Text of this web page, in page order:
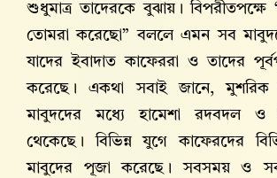
শুধুমাত্র তাদেরকে বুঝায়। বিপরীতপক্ষে
তোমরা করেছো” বললে এমন সব
যাদের ইবাদাত কাফেররা ও তাদের
করেছে। একথা সবাই জানে,
মাবুদদের মধ্যে হামেশা রদবদল ও
থেকেছে। বিভিন্ন যুগে কাফেরদের
মাবুদের পূজা করেছে। সবসময় ও